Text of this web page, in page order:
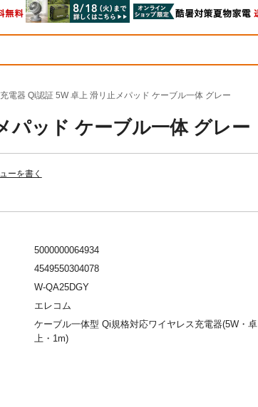
電器 Qi認証 5W 卓上 滑リ止メパッド ケーブル一体 グレー
パッド ケーブル一体 グレー
ーを書く
5000000064934
4549550304078
W-QA25DGY
エレコム
ケーブル一体型 Qi規格対応ワイヤレス充電器(5W・卓
上・1m)